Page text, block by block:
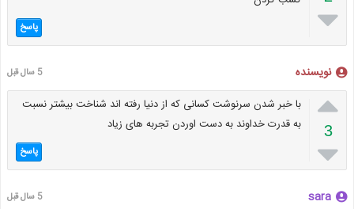
 پاسخ
نویسنده 5 سال قبل

3

با خبر شدن سرنوشت کسانی که از دنیا رفته اند شناخت بیشتر نسبت
به قدرت خداوند به دست اوردن تجربه های زیاد
پاسخ
sara 5 سال قبل